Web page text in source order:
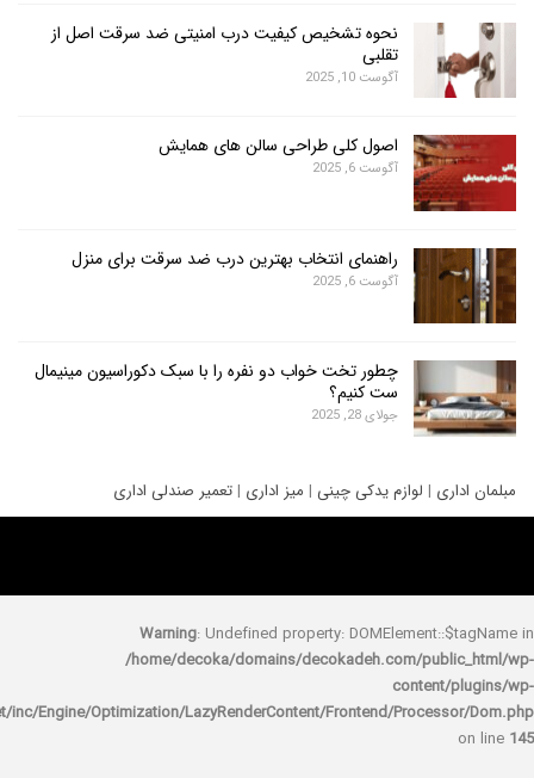
نحوه تشخیص کیفیت درب امنیتی ضد سرقت اصل از
تقلبی
آگوست 10, 2025
اصول کلی طراحی سالن های همایش
آگوست 6, 2025
راهنمای انتخاب بهترین درب ضد سرقت برای منزل
آگوست 6, 2025
چطور تخت خواب دو نفره را با سبک دکوراسیون مینیمال
ست کنیم؟
جولای 28, 2025
|لوازم یدکی چینی|میز اداری| تعمیر صندلی اداری
Warning: Undefined property:
/home/decoka/domains/decokadeh.com/
rocket/inc/Engine/Optimization/LazyRenderContent/Frontend/